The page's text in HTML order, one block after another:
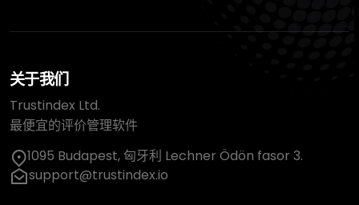
关于我们
Trustindex Ltd.
最便宜的评价管理软件
1095 Budapest, 匈牙利 Lechner Ödön fasor 3.
support@trustindex.io